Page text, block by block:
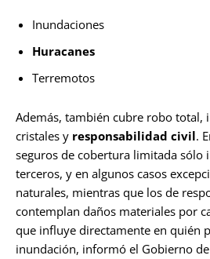
Inundaciones
Huracanes
Terremotos
Además, también cubre robo total,
cristales y responsabilidad civil.
seguros de cobertura limitada sólo
terceros, y en algunos casos
naturales, mientras que los de
contemplan daños materiales por
que influye directamente en quién
inundación, informó el Gobierno